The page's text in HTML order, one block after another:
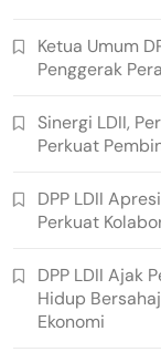
Ketua Umum
Penggerak
Sinergi LDII,
Perkuat
DPP LDII
Perkuat
DPP LDII Ajak
Hidup
Ekonomi